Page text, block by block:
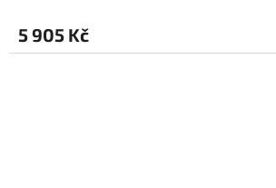
5 905 Kč